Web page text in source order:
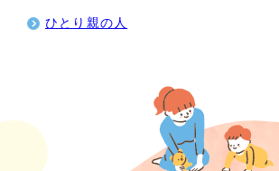
ひとり親の人